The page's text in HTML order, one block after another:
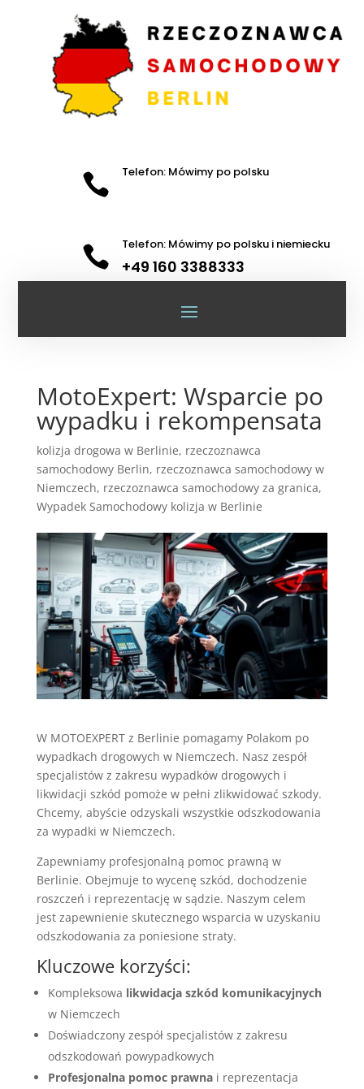
 Telefon: Mówimy po polsku
 Telefon: Mówimy po polsku i niemiecku
+49 160 3388333
MotoExpert: Wsparcie po
wypadku i rekompensata
kolizja drogowa w Berlinie, rzeczoznawca
samochodowy Berlin, rzeczoznawca samochodowy w
Niemczech, rzeczoznawca samochodowy za granica,
Wypadek Samochodowy kolizja w Berlinie
W MOTOEXPERT z Berlinie pomagamy Polakom po
wypadkach drogowych w Niemczech. Nasz zespół
specjalistów z zakresu wypadków drogowych i
likwidacji szkód pomoże w pełni zlikwidować szkody.
Chcemy, abyście odzyskali wszystkie odszkodowania
za wypadki w Niemczech.
Zapewniamy profesjonalną pomoc prawną w
Berlinie. Obejmuje to wycenę szkód, dochodzenie
roszczeń i reprezentację w sądzie. Naszym celem
jest zapewnienie skutecznego wsparcia w uzyskaniu
odszkodowania za poniesione straty.
Kluczowe korzyści:
Kompleksowa likwidacja szkód komunikacyjnych
w Niemczech
Doświadczony zespół specjalistów z zakresu
odszkodowań powypadkowych
Profesjonalna pomoc prawnai reprezentacja